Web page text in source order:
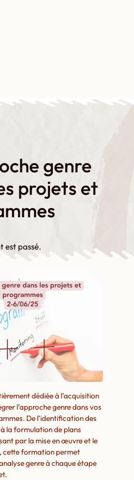
genre
projets et
est passé.
dédiée à l’acquisition
l’approche genre dans vos
De l’identification des
la formulation de plans
par la mise en œuvre et le
cette formation permet
genre à chaque étape